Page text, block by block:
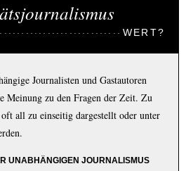
WERT?
Journalisten und Gastautoren
Meinung zu den Fragen der Zeit. Zu
all zu einseitig dargestellt oder unter
UNABHÄNGIGEN JOURNALISMUS